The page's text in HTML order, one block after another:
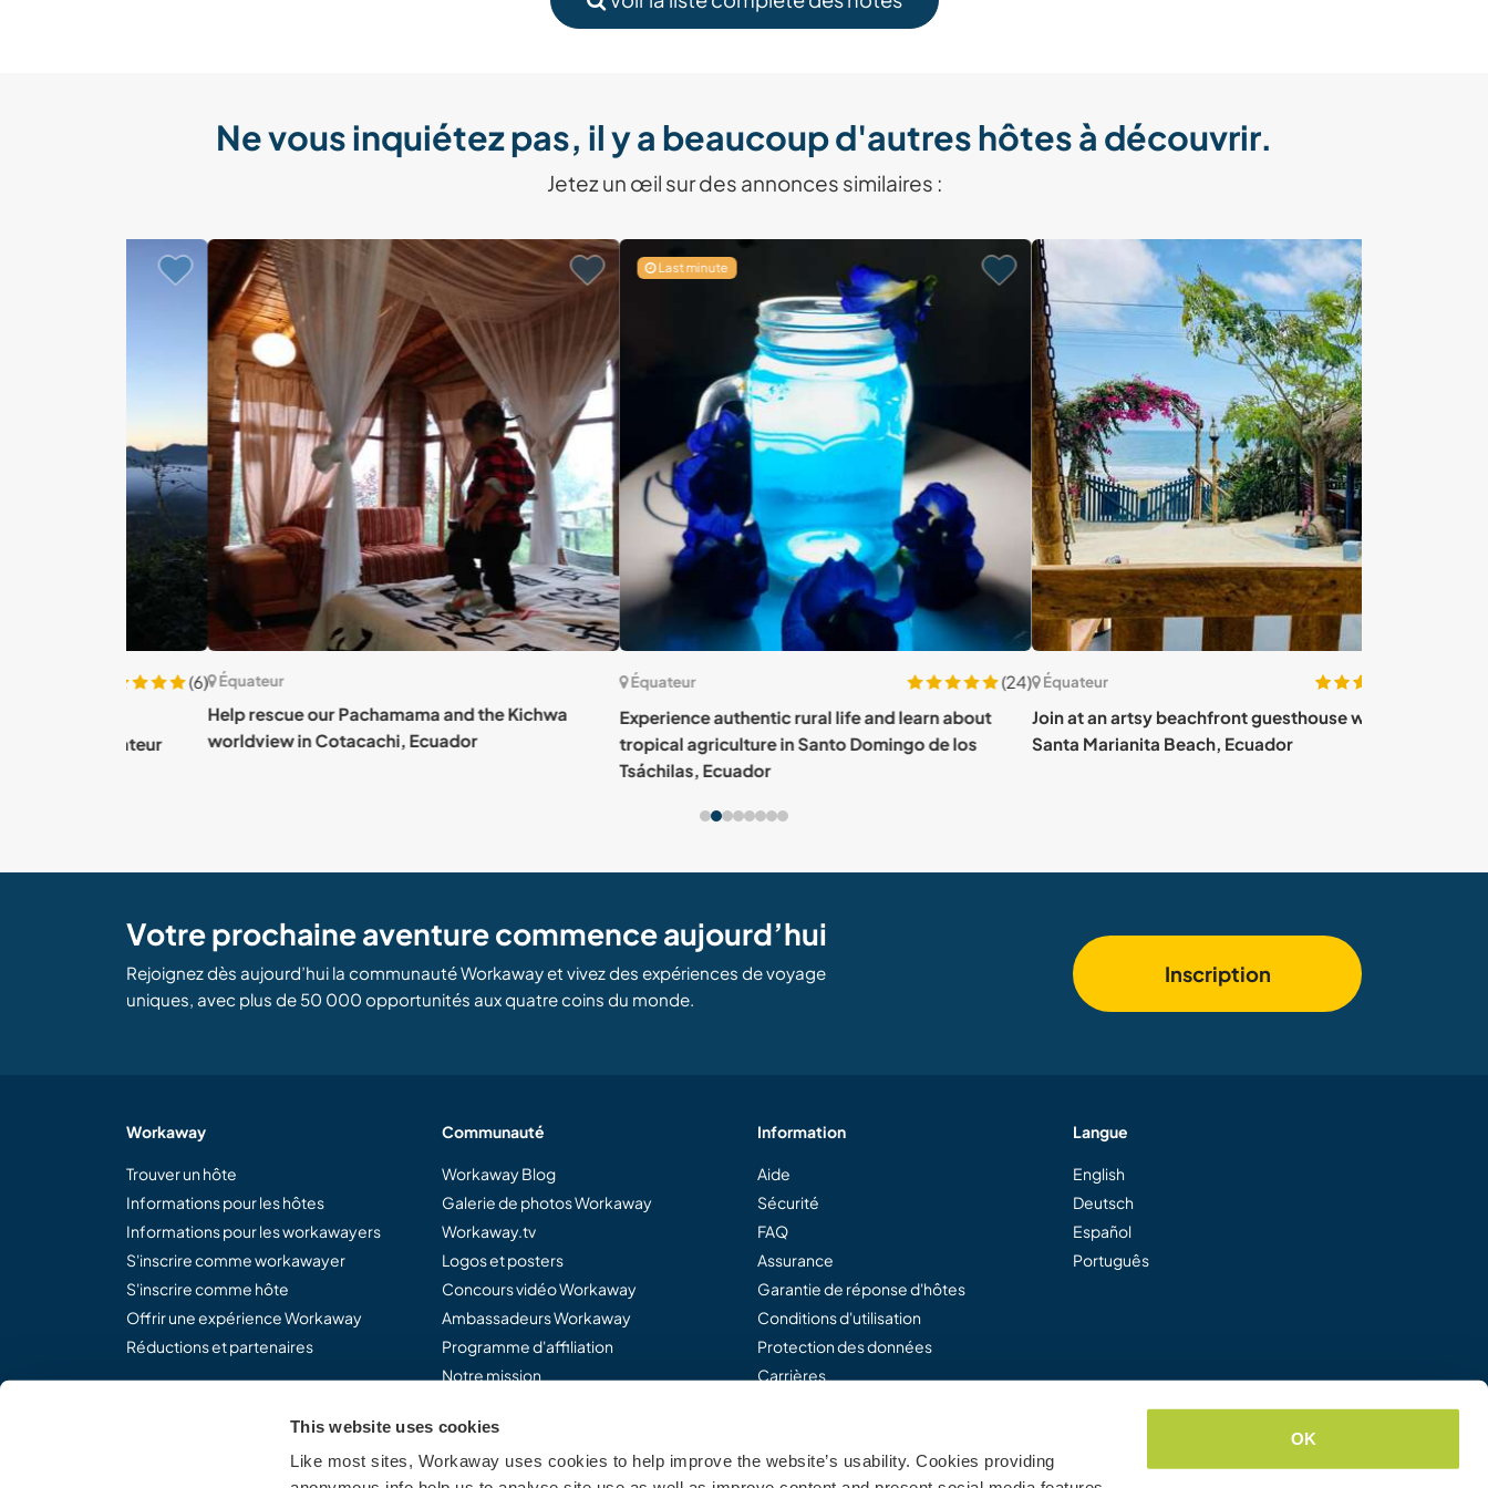
This website uses cookies
Like most sites, Workaway uses cookies to help improve the website’s usability. Cookies providing
OK
Ne vous inquiétez pas, il y a beaucoup d'autres hôtes à découvrir.
Jetez un œil sur des annonces similaires :
Équateur
Help rescue our Pachamama and the Kichwa
worldview in Cotacachi, Ecuador
Last minute
(24)
Experience authentic rural life and learn about
tropical agriculture in Santo Domingo de los
Tsáchilas, Ecuador
Équateur
(179)
Join at an artsy beachfront guesthouse with pets in
Santa Marianita Beach, Ecuador
Votre prochaine aventure commence aujourd’hui
Rejoignez dès aujourd’hui la communauté Workaway et vivez des expériences de voyage
uniques, avec plus de 50 000 opportunités aux quatre coins du monde.
Inscription
Workaway
Trouver un hôte
Informations pour les hôtes
Informations pour les workawayers
S'inscrire comme workawayer
S'inscrire comme hôte
Offrir une expérience Workaway
Réductions et partenaires
Communauté
Workaway Blog
Galerie de photos Workaway
Workaway.tv
Logos et posters
Concours vidéo Workaway
Ambassadeurs Workaway
Programme d'affiliation
Notre mission
Information
Aide
Sécurité
FAQ
Assurance
Garantie de réponse d'hôtes
Conditions d'utilisation
Protection des données
Carrières
Langue
English
Deutsch
Español
Português
Partagez le concept Workaway...